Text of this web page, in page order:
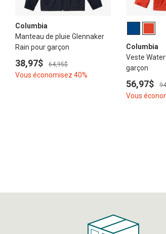
Columbia
Manteau de pluie Glennaker
Rain pour garçon
38,97$ 64,95$
Vous économisez 40%
Columbia
Veste
garçon
56,97$
Vous